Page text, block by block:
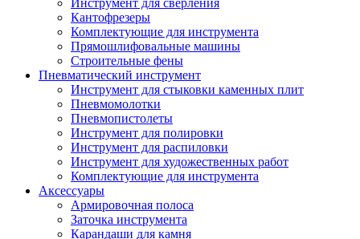
Инструмент для сверления
Кантофрезеры
Комплектующие для инструмента
Прямошлифовальные машины
Строительные фены
Пневматический инструмент
Инструмент для стыковки каменных плит
Пневмомолотки
Пневмопистолеты
Инструмент для полировки
Инструмент для распиловки
Инструмент для художественных работ
Комплектующие для инструмента
Аксессуары
Армировочная полоса
Заточка инструмента
Карандаши для камня